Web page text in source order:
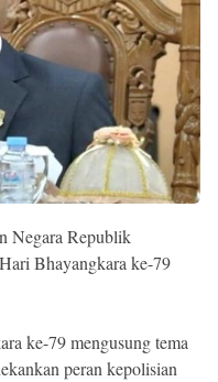
Negara Republik
Bhayangkara ke-79
ke-79 mengusung tema
peran kepolisian